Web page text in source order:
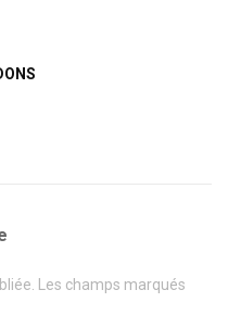
Les champs marqués